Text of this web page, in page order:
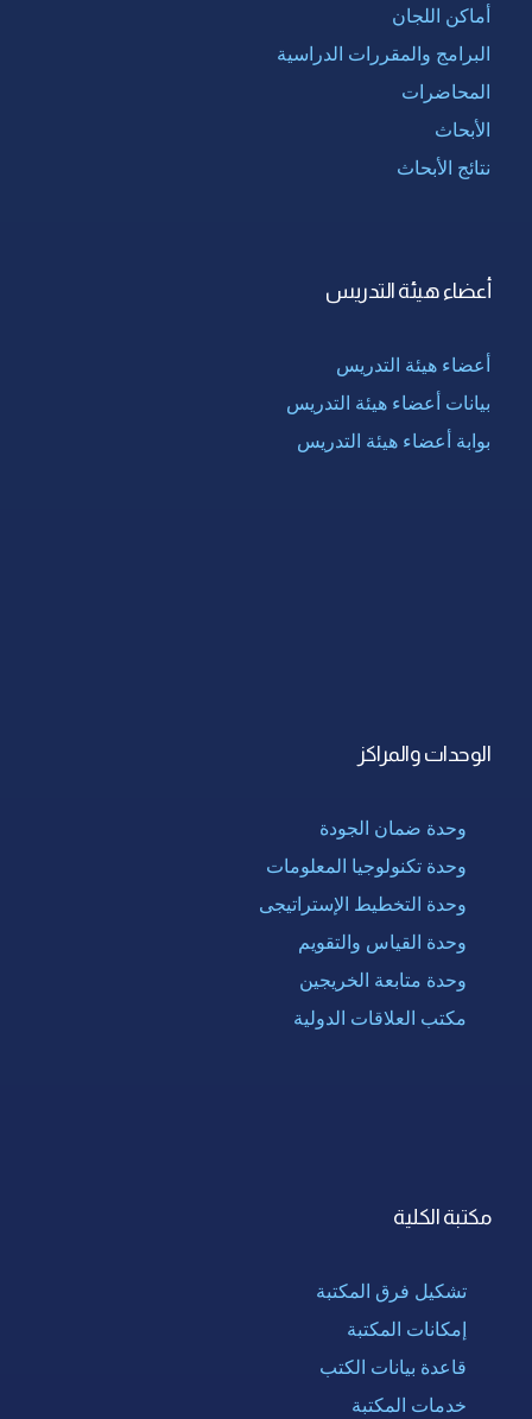
أماكن اللجان
البرامج والمقررات الدراسية
المحاضرات
الأبحاث
نتائج الأبحاث
أعضاء هيئة التدريس
أعضاء هيئة التدريس
بيانات أعضاء هيئة التدريس
بوابة أعضاء هيئة التدريس
الوحدات والمراكز
وحدة ضمان الجودة
وحدة تكنولوجيا المعلومات
وحدة التخطيط الإستراتيجى
وحدة القياس والتقويم
وحدة متابعة الخريجين
مكتب العلاقات الدولية
مكتبة الكلية
تشكيل فرق المكتبة
إمكانات المكتبة
قاعدة بيانات الكتب
خدمات المكتبة